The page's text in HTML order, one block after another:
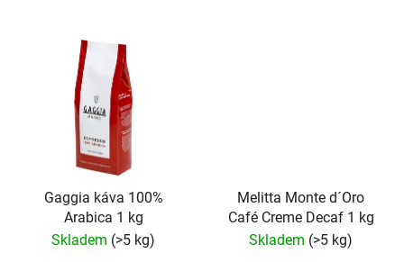
Gaggia káva 100%
Arabica 1 kg
Skladem (>5 kg)
Melitta Monte d´Oro
Café Creme Decaf 1 kg
Skladem (>5 kg)